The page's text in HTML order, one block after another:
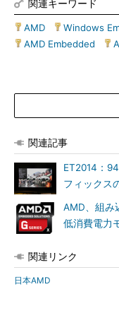
関連キーワード
AMD Windows
AMD Embedded
関連記事
ET2014：
フィックス
AMD、組み
低消費電力
関連リンク
日本AMD